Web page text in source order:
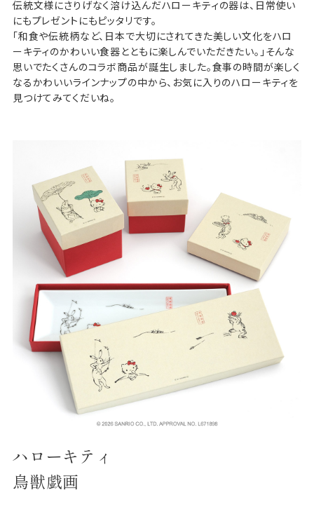
伝統文様にさりげなく溶け込んだハローキティの器は、日常使い
にもプレゼントにもピッタリです。
「和食や伝統柄など、日本で大切にされてきた美しい文化をハロ
ーキティのかわいい食器とともに楽しんでいただきたい。」そんな
思いでたくさんのコラボ商品が誕生しました。食事の時間が楽しく
なるかわいいラインナップの中から、お気に入りのハローキティを
見つけてみてくだいね。
ハローキティ
鳥獣戯画